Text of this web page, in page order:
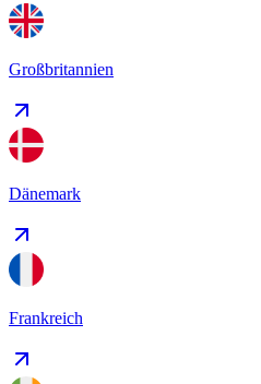
Großbritannien
Dänemark
Frankreich